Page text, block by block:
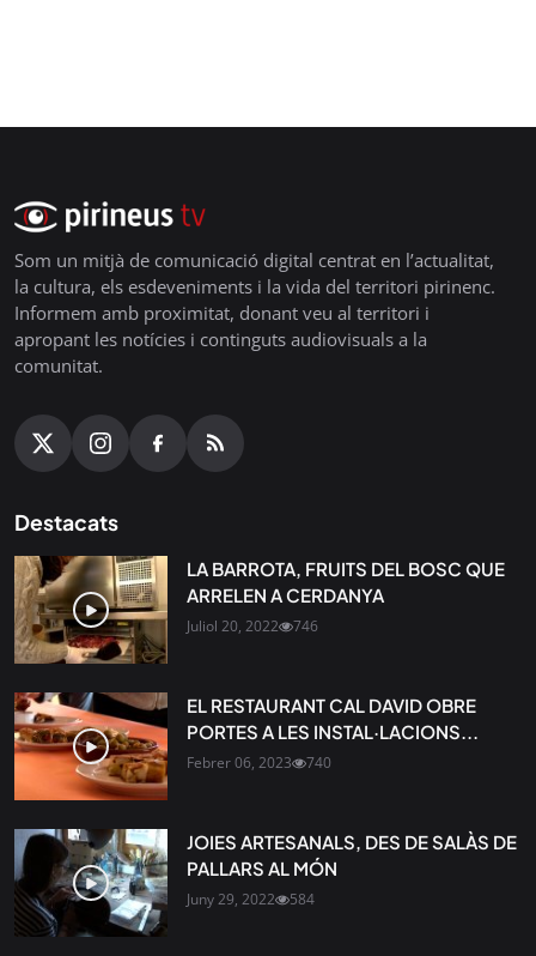
Som un mitjà de comunicació digital centrat en l’actualitat,
la cultura, els esdeveniments i la vida del territori pirinenc.
Informem amb proximitat, donant veu al territori i
apropant les notícies i continguts audiovisuals a la
comunitat.
Destacats
LA BARROTA, FRUITS DEL BOSC QUE
ARRELEN A CERDANYA
Juliol 20, 2022 746
EL RESTAURANT CAL DAVID OBRE
PORTES A LES INSTAL·LACIONS...
Febrer 06, 2023 740
JOIES ARTESANALS, DES DE SALÀS DE
PALLARS AL MÓN
Juny 29, 2022 584